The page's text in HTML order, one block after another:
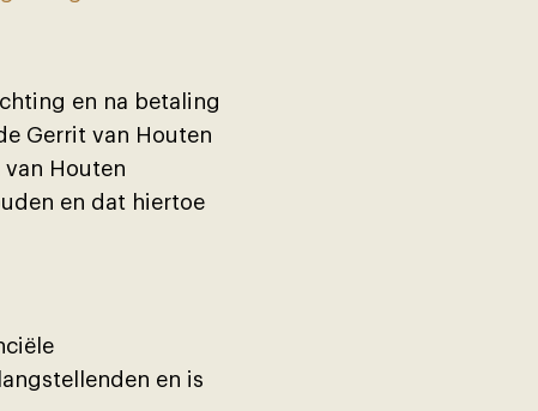
en na betaling
Gerrit van Houten
Houten
en dat hiertoe
en is